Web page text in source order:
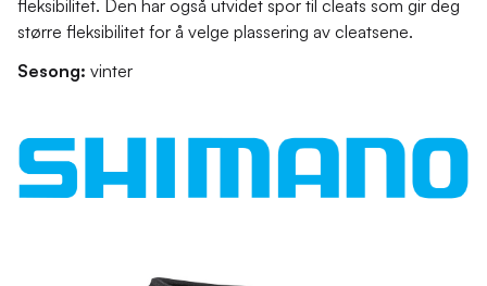
fleksibilitet. Den har også utvidet spor til cleats som gir deg
større fleksibilitet for å velge plassering av cleatsene.
Sesong: vinter